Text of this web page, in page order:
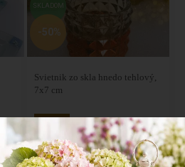
€
€
SKLADOM
Svietnik zo skla hnedo tehlový,
7x7 cm
2,04 €
4,08€
-50%